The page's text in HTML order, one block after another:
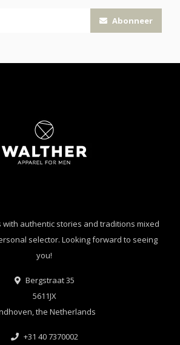
Abonneer
with authentic stories and traditions mixed
selector. Looking forward to seeing
you!
Bergstraat 35
5611JX
the Netherlands
+31 40 7370002